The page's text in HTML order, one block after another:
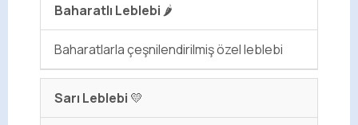
Baharatlı Leblebi 🌶️
Baharatlarla çeşnilendirilmiş özel leblebi
Sarı Leblebi 💛